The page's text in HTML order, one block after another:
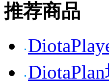
推荐商品